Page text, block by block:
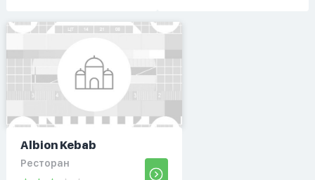
Albion Kebab
Ресторан